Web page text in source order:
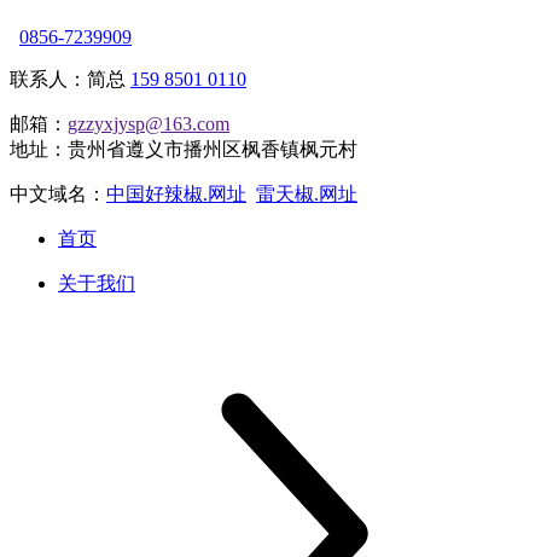
0856-7239909
联系人：简总 159 8501 0110
邮箱： gzzyxjysp@163.com
地址：贵州省遵义市播州区枫香镇枫元村
中文域名： 中国好辣椒.网址 雷天椒.网址
首页
关于我们